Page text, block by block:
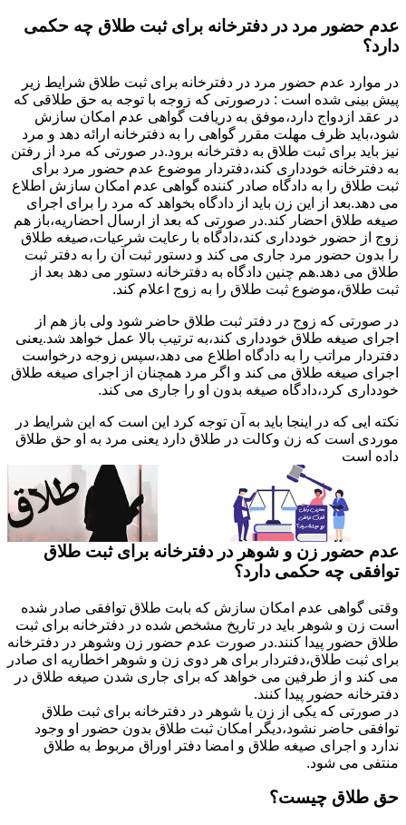
عدم حضور مرد در دفترخانه برای ثبت طلاق چه حکمی
دارد؟
در موارد عدم حضور مرد در دفترخانه برای ثبت طلاق شرایط زیر
پیش بینی شده است : درصورتی که زوجه با توجه به حق طلاقی که
در عقد ازدواج دارد،موفق به دریافت گواهی عدم امکان سازش
شود،باید ظرف مهلت مقرر گواهی را به دفترخانه ارائه دهد و مرد
نیز باید برای ثبت طلاق به دفترخانه برود.در صورتی که مرد از رفتن
به دفترخانه خودداری کند،دفتردار موضوع عدم حضور مرد برای
ثبت طلاق را به دادگاه صادر کننده گواهی عدم امکان سازش اطلاع
می دهد.بعد از این زن باید از دادگاه بخواهد که مرد را برای اجرای
صیغه طلاق احضار کند.در صورتی که بعد از ارسال احضاریه،باز هم
زوج از حضور خودداری کند،دادگاه با رعایت شرعیات،صیغه طلاق
را بدون حضور مرد جاری می کند و دستور ثبت آن را به دفتر ثبت
طلاق می دهد.هم چنین دادگاه به دفترخانه دستور می دهد بعد از
ثبت طلاق،موضوع ثبت طلاق را به زوج اعلام کند.
در صورتی که زوج در دفتر ثبت طلاق حاضر شود ولی باز هم از
اجرای صیغه طلاق خودداری کند،به ترتیب بالا عمل خواهد شد.یعنی
دفتردار مراتب را به دادگاه اطلاع می دهد،سپس زوجه درخواست
اجرای صیغه طلاق می کند و اگر مرد همچنان از اجرای صیغه طلاق
خودداری کرد،دادگاه صیغه بدون او را جاری می کند.
نکته ایی که در اینجا باید به آن توجه کرد این است که این شرایط در
موردی است که زن وکالت در طلاق دارد یعنی مرد به او حق طلاق
داده است
عدم حضور زن و شوهر در دفترخانه برای ثبت طلاق
توافقی چه حکمی دارد؟
وقتی گواهی عدم امکان سازش که بابت طلاق توافقی صادر شده
است زن و شوهر باید در تاریخ مشخص شده در دفترخانه برای ثبت
طلاق حضور پیدا کنند.در صورت عدم حضور زن وشوهر در دفترخانه
برای ثبت طلاق،دفتردار برای هر دوی زن و شوهر اخطاریه ای صادر
می کند و از طرفین می خواهد که برای جاری شدن صیغه طلاق در
دفترخانه حضور پیدا کنند.
در صورتی که یکی از زن یا شوهر در دفترخانه برای ثبت طلاق
توافقی حاضر نشود،دیگر امکان ثبت طلاق بدون حضور او وجود
ندارد و اجرای صیغه طلاق و امضا دفتر اوراق مربوط به طلاق
منتفی می شود.
حق طلاق چیست؟